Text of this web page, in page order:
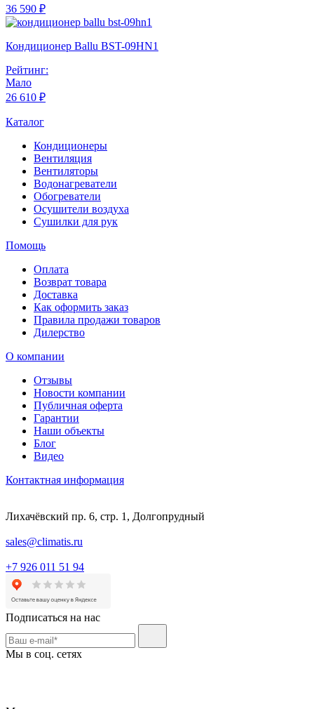
36 590 ₽
Кондиционер Ballu BST-09HN1
Рейтинг:
Мало
26 610 ₽
Каталог
Кондиционеры
Вентиляция
Вентиляторы
Водонагреватели
Обогреватели
Осушители воздуха
Сушилки для рук
Помощь
Оплата
Возврат товара
Доставка
Как оформить заказ
Правила продажи товаров
Дилерство
О компании
Отзывы
Новости компании
Публичная оферта
Гарантии
Наши объекты
Блог
Видео
Контактная информация
Лихачёвский пр. 6, стр. 1, Долгопрудный
sales@climatis.ru
+7 926 011 51 94
Подписаться на нас
Мы в соц. сетях